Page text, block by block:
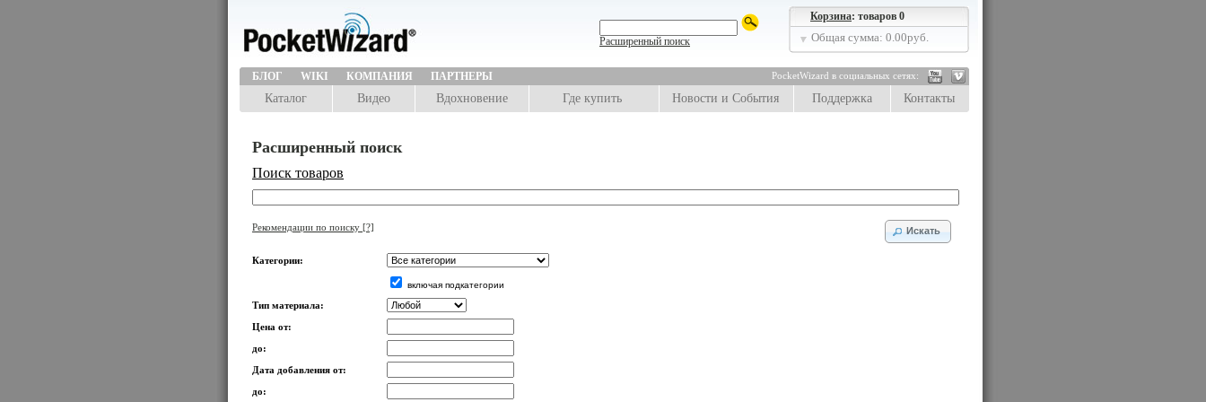
Корзина: товаров 0
Общая сумма: 0.00руб.
Расширенный поиск
БЛОГ WIKI КОМПАНИЯ ПАРТНЕРЫ PocketWizard в социальных сетях:
Каталог Видео Вдохновение Где купить Новости и События Поддержка Контакты
Расширенный поиск
Поиск товаров
Рекомендации по поиску [?] Искать
Категории:
включая подкатегории
Тип материала:
Цена от:
до:
Дата добавления от:
до: